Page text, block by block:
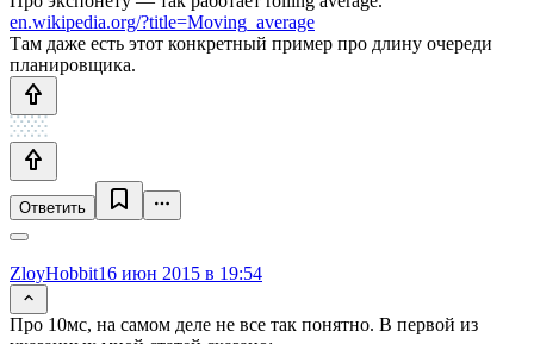
en.wikipedia.org/?title=Moving_average
Там даже есть этот конкретный пример про длину очереди
планировщика.
Ответить
ZloyHobbit16 июн 2015 в 19:54
Про 10мс, на самом деле не все так понятно. В первой из